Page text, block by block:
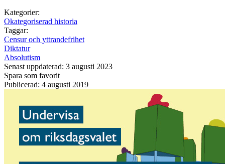
Kategorier:
Okategoriserad historia
Taggar:
Censur och yttrandefrihet
Diktatur
Absolutism
Senast uppdaterad: 3 augusti 2023
Spara som favorit
Publicerad: 4 augusti 2019